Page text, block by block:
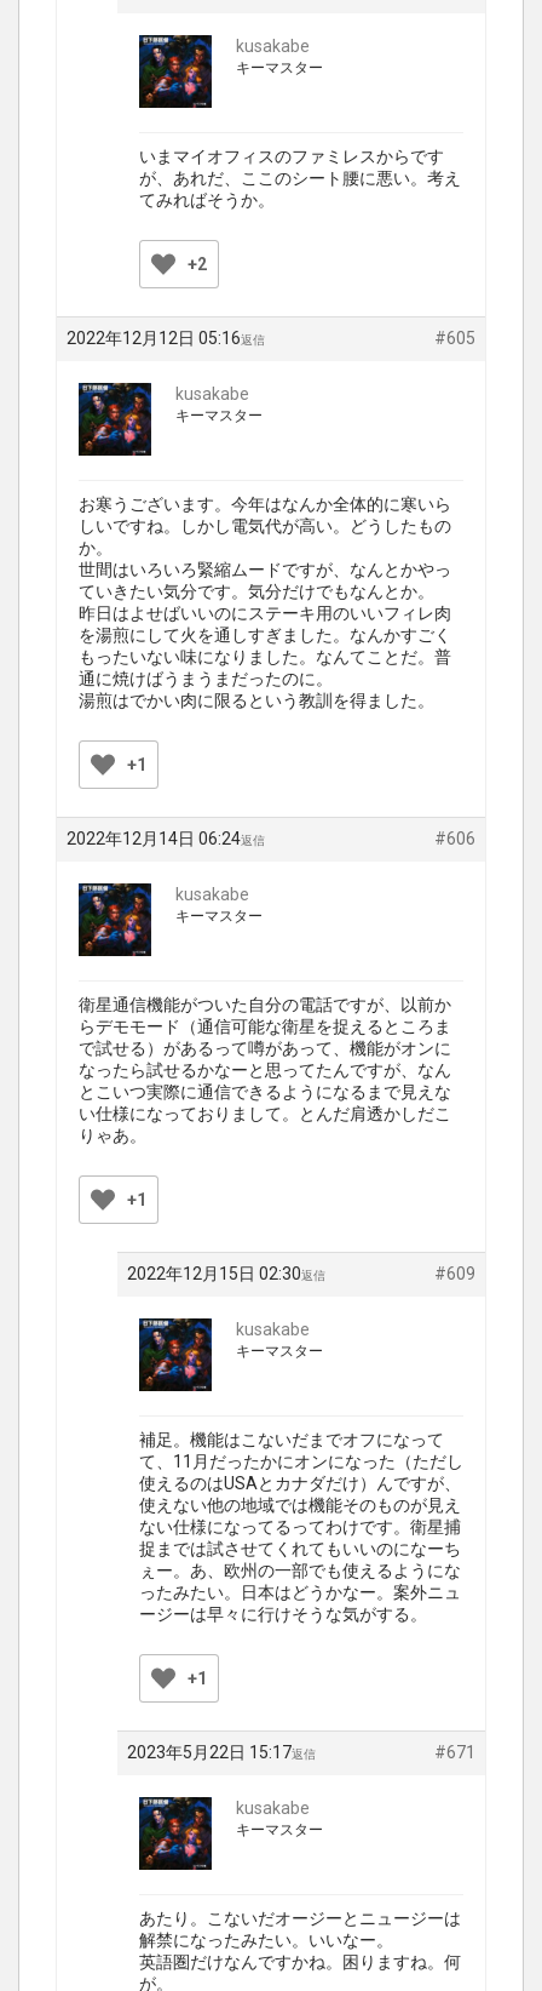
kusakabe
キーマスター
いまマイオフィスのファミレスからです
が、あれだ、ここのシート腰に悪い。考え
てみればそうか。
+2
2022年12月12日 05:16 #605
返信
kusakabe
キーマスター
お寒うございます。今年はなんか全体的に寒いら
しいですね。しかし電気代が高い。どうしたもの
か。
世間はいろいろ緊縮ムードですが、なんとかやっ
ていきたい気分です。気分だけでもなんとか。
昨日はよせばいいのにステーキ用のいいフィレ肉
を湯煎にして火を通しすぎました。なんかすごく
もったいない味になりました。なんてことだ。普
通に焼けばうまうまだったのに。
湯煎はでかい肉に限るという教訓を得ました。
+1
2022年12月14日 06:24 #606
返信
kusakabe
キーマスター
衛星通信機能がついた自分の電話ですが、以前か
らデモモード（通信可能な衛星を捉えるところま
で試せる）があるって噂があって、機能がオンに
なったら試せるかなーと思ってたんですが、なん
とこいつ実際に通信できるようになるまで見えな
い仕様になっておりまして。とんだ肩透かしだこ
りゃあ。
+1
2022年12月15日 02:30 #609
返信
kusakabe
キーマスター
補足。機能はこないだまでオフになって
て、11月だったかにオンになった（ただし
使えるのはUSAとカナダだけ）んですが、
使えない他の地域では機能そのものが見え
ない仕様になってるってわけです。衛星捕
捉までは試させてくれてもいいのになーち
ぇー。あ、欧州の一部でも使えるようにな
ったみたい。日本はどうかなー。案外ニュ
ージーは早々に行けそうな気がする。
+1
2023年5月22日 15:17 #671
返信
kusakabe
キーマスター
あたり。こないだオージーとニュージーは
解禁になったみたい。いいなー。
英語圏だけなんですかね。困りますね。何
が。